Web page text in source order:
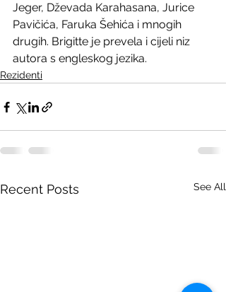
Jeger, Dževada Karahasana, Jurice
Pavičića, Faruka Šehića i mnogih
drugih. Brigitte je prevela i cijeli niz
autora s engleskog jezika.
Rezidenti
Recent Posts See All